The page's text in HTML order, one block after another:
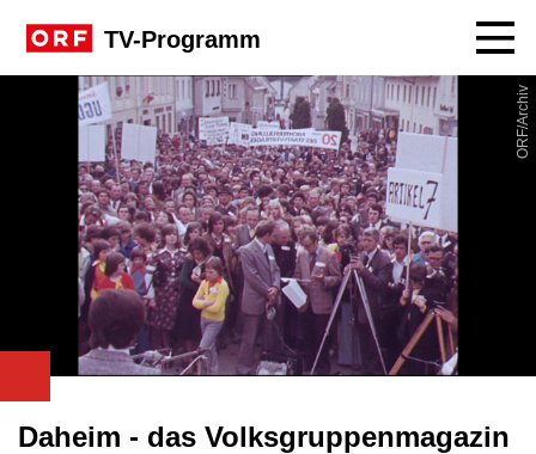
TV-Programm
ORF/Archiv
Daheim - das Volksgruppenmagazin